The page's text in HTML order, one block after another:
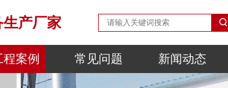
产厂家
程案例 常见问题 新闻动态